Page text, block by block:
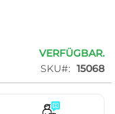
VERFÜGBAR.
SKU
15068